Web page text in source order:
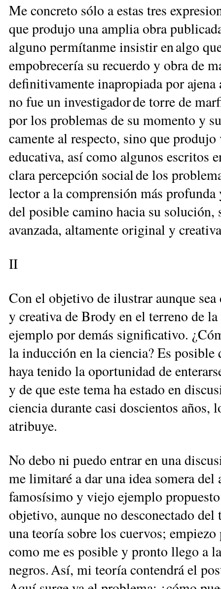
Me concreto sólo a estas tres
que produjo una amplia obra
alguno permítanme insistir en algo
empobrecería su recuerdo y obra de
definitivamente inapropiada por
no fue un investigador de torre de
por los problemas de su momento y
camente al respecto, sino que
educativa, así como algunos escritos
clara percepción social de los
lector a la comprensión más
del posible camino hacia su solución,
avanzada, altamente original y
II
Con el objetivo de ilustrar aunque
y creativa de Brody en el terreno de
ejemplo por demás significativo.
la inducción en la ciencia? Es
haya tenido la oportunidad de
y de que este tema ha estado en
ciencia durante casi doscientos
atribuye.
No debo ni puedo entrar en una
me limitaré a dar una idea somera
famosísimo y viejo ejemplo
objetivo, aunque no desconectado
una teoría sobre los cuervos;
como me es posible y pronto llego a
negros. Así, mi teoría contendrá el